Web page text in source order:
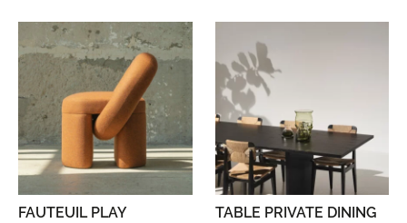
FAUTEUIL PLAY TABLE PRIVATE DINING